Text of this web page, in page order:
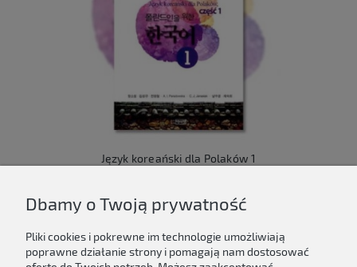
Język koreański dla Polaków 1
Do koszyka
Dbamy o Twoją prywatność
Pliki cookies i pokrewne im technologie umożliwiają
poprawne działanie strony i pomagają nam dostosować